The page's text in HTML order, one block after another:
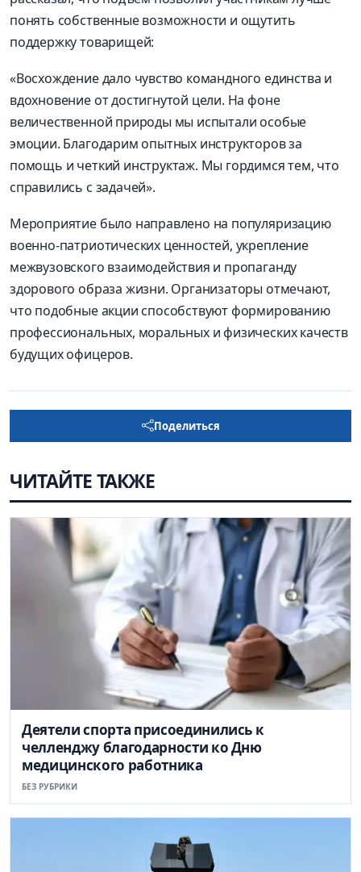
понять собственные возможности и ощутить
поддержку товарищей:
«Восхождение дало чувство командного единства и
вдохновение от достигнутой цели. На фоне
величественной природы мы испытали особые
эмоции. Благодарим опытных инструкторов за
помощь и четкий инструктаж. Мы гордимся тем, что
справились с задачей».
Мероприятие было направлено на популяризацию
военно-патриотических ценностей, укрепление
межвузовского взаимодействия и пропаганду
здорового образа жизни. Организаторы отмечают,
что подобные акции способствуют формированию
профессиональных, моральных и физических качеств
будущих офицеров.
Поделиться
ЧИТАЙТЕ ТАКЖЕ
Деятели спорта присоединились к
челленджу благодарности ко Дню
медицинского работника
БЕЗ РУБРИКИ